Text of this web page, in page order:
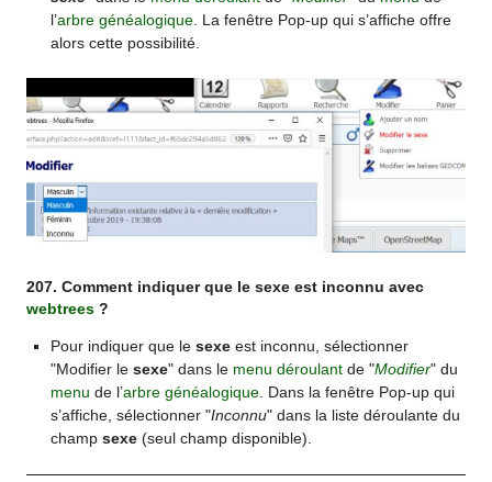
l’arbre généalogique. La fenêtre Pop-up qui s’affiche offre
alors cette possibilité.
207. Comment indiquer que le sexe est inconnu avec
webtrees ?
Pour indiquer que le sexeest inconnu, sélectionner
"Modifier le sexe" dans le menu déroulantde "Modifier" du
menu de l’arbre généalogique. Dans la fenêtre Pop-up qui
s’affiche, sélectionner "Inconnu" dans la liste déroulante du
champ sexe(seul champ disponible).